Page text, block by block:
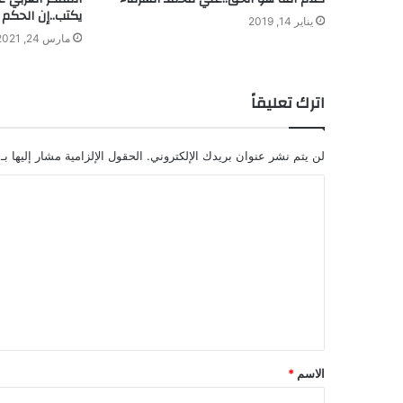
يناير 14, 2019 يكتب..إن الحكم
مارس 24, 2021
اترك تعليقاً
لن يتم نشر عنوان بريدك الإلكتروني. الحقول الإلزامية مشار إليها بـ
ق
*
الاسم *